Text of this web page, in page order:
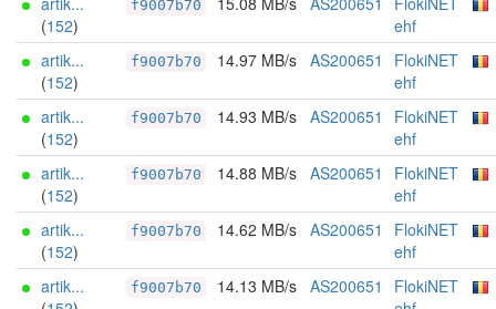
(152)
f9007b70
ehf
artik...
(152)
f9007b70 14.97 MB/s AS200651
FlokiNET
ehf
artik...
(152)
f9007b70 14.93 MB/s AS200651
FlokiNET
ehf
artik...
(152)
f9007b70 14.88 MB/s AS200651
FlokiNET
ehf
artik...
(152)
f9007b70 14.62 MB/s AS200651
FlokiNET
ehf
artik...
f9007b70 14.13 MB/s AS200651
FlokiNET